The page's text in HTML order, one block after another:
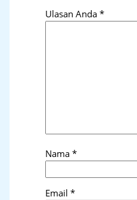
Ulasan Anda*
Nama*
Email*